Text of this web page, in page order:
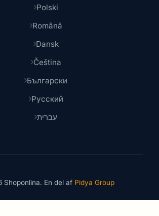
Polski
Română
Dansk
Čeština
Български
Русский
עברית
Shoponlina. En del af Pidya Group